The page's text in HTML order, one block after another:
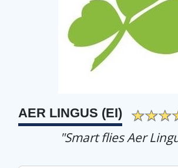
AER LINGUS (EI)
"Smart flies Aer